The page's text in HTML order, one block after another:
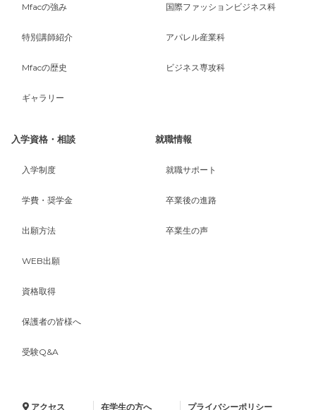
Mfacの強み
特別講師紹介
Mfacの歴史
ギャラリー
国際ファッションビジネス科
アパレル産業科
ビジネス専攻科
入学資格・相談
入学制度
学費・奨学金
出願方法
WEB出願
資格取得
保護者の皆様へ
受験Q&A
就職情報
就職サポート
卒業後の進路
卒業生の声
アクセス 在学生の方へ プライバシーポリシー